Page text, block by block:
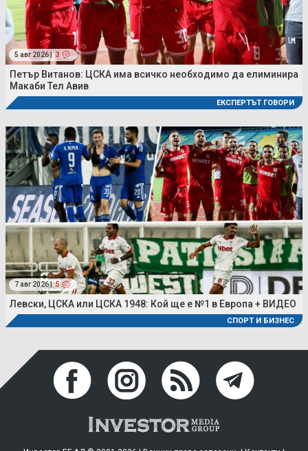
5 авг 2026 | 3
Петър Витанов: ЦСКА има всичко необходимо да елиминира
Макаби Тел Авив
ЕКСПЕРТЪТ ГОВОРИ
7 авг 2026 | 5
Левски, ЦСКА или ЦСКА 1948: Кой ще е №1 в Европа + ВИДЕО
СПОРТ И БИЗНЕС